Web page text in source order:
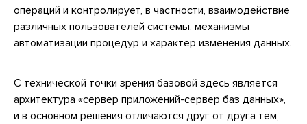
операций и контролирует, в частности, взаимодействие
различных пользователей системы, механизмы
автоматизации процедур и характер изменения данных.
С технической точки зрения базовой здесь является
архитектура «сервер приложений-сервер баз данных»,
и в основном решения отличаются друг от друга тем,